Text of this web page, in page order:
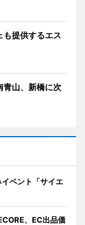
提供するエス
山、新橋に次
イベント「サイエ
、EC出品価